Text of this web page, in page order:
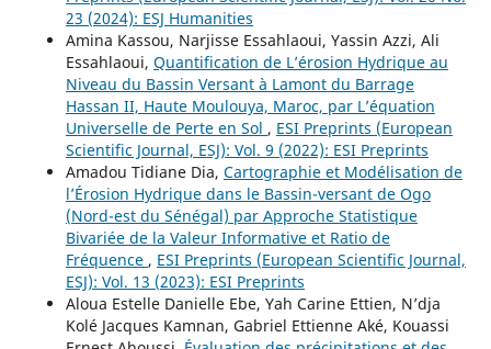
23 (2024): ESJ Humanities
Amina Kassou, Narjisse Essahlaoui, Yassin Azzi, Ali
Essahlaoui, Quantification de L’érosion Hydrique au
Niveau du Bassin Versant à Lamont du Barrage
Hassan II, Haute Moulouya, Maroc, par L’équation
Universelle de Perte en Sol , ESI Preprints (European
Scientific Journal, ESJ): Vol. 9 (2022): ESI Preprints
Amadou Tidiane Dia, Cartographie et Modélisation de
l’Érosion Hydrique dans le Bassin-versant de Ogo
(Nord-est du Sénégal) par Approche Statistique
Bivariée de la Valeur Informative et Ratio de
Fréquence , ESI Preprints (European Scientific Journal,
ESJ): Vol. 13 (2023): ESI Preprints
Aloua Estelle Danielle Ebe, Yah Carine Ettien, N’dja
Kolé Jacques Kamnan, Gabriel Ettienne Aké, Kouassi